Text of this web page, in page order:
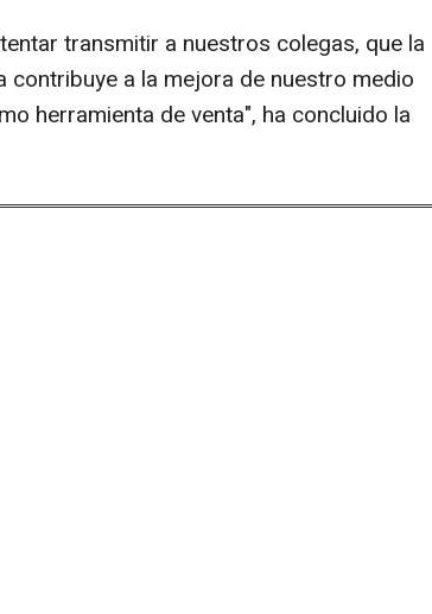
transmitir a nuestros colegas, que la
a la mejora de nuestro medio
herramienta de venta", ha concluido la